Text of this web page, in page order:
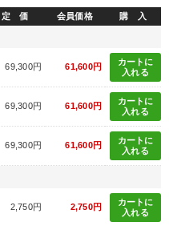
ーワード」を更新いただけます。
refresh 更新する
定 価 会員価格 購 入
69,300円 61,600円
カートに
入れる
69,300円 61,600円
カートに
入れる
69,300円 61,600円
カートに
入れる
2,750円 2,750円
カートに
入れる